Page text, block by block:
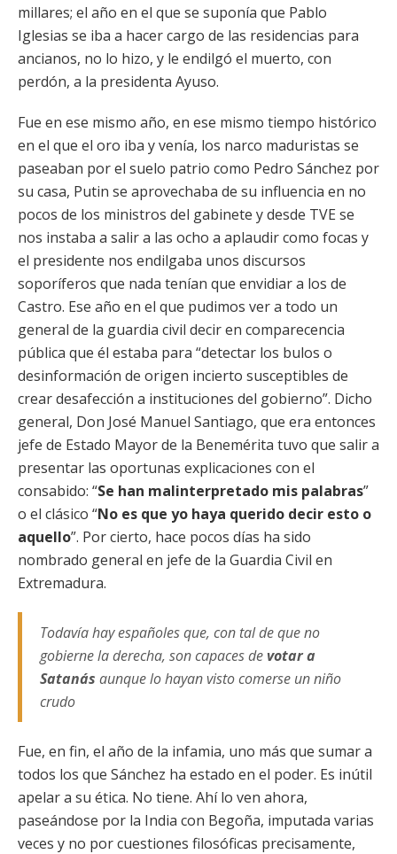
millares; el año en el que se suponía que Pablo
Iglesias se iba a hacer cargo de las residencias para
ancianos, no lo hizo, y le endilgó el muerto, con
perdón, a la presidenta Ayuso.
Fue en ese mismo año, en ese mismo tiempo histórico
en el que el oro iba y venía, los narco maduristas se
paseaban por el suelo patrio como Pedro Sánchez por
su casa, Putin se aprovechaba de su influencia en no
pocos de los ministros del gabinete y desde TVE se
nos instaba a salir a las ocho a aplaudir como focas y
el presidente nos endilgaba unos discursos
soporíferos que nada tenían que envidiar a los de
Castro. Ese año en el que pudimos ver a todo un
general de la guardia civil decir en comparecencia
pública que él estaba para “detectar los bulos o
desinformación de origen incierto susceptibles de
crear desafección a instituciones del gobierno”. Dicho
general, Don José Manuel Santiago, que era entonces
jefe de Estado Mayor de la Benemérita tuvo que salir a
presentar las oportunas explicaciones con el
consabido: “Se han malinterpretado mis palabras”
o el clásico “No es que yo haya querido decir esto o
aquello”. Por cierto, hace pocos días ha sido
nombrado general en jefe de la Guardia Civil en
Extremadura.
Todavía hay españoles que, con tal de que no
gobierne la derecha, son capaces devotar a
Satanás aunque lo hayan visto comerse un niño
crudo
Fue, en fin, el año de la infamia, uno más que sumar a
todos los que Sánchez ha estado en el poder. Es inútil
apelar a su ética. No tiene. Ahí lo ven ahora,
paseándose por la India con Begoña, imputada varias
veces y no por cuestiones filosóficas precisamente,